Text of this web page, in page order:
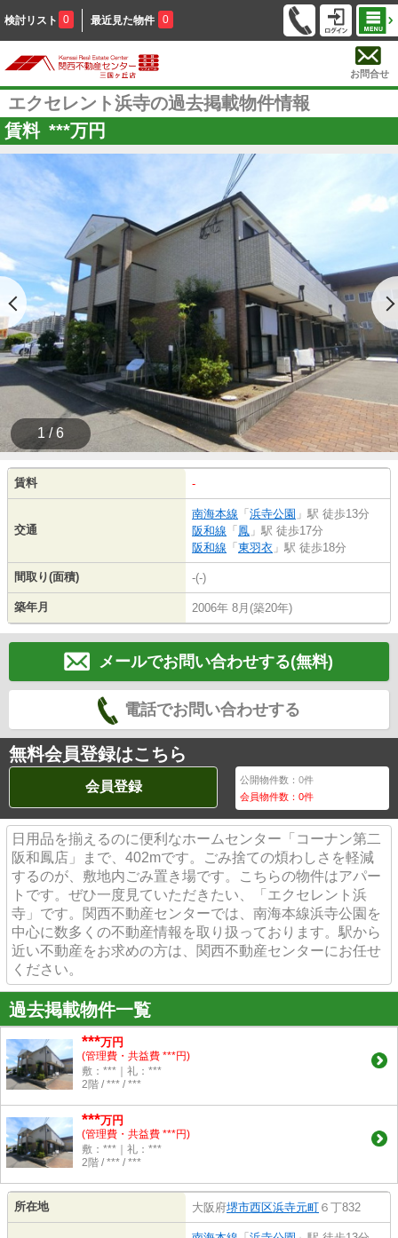
検討リスト 0 最近見た物件 0
お問合せ
エクセレント浜寺の過去掲載物件情報
賃料 ***万円
1 / 6
賃料 -
交通
南海本線 「 浜寺公園 」駅 徒歩13分
阪和線 「 鳳 」駅 徒歩17分
阪和線 「 東羽衣 」駅 徒歩18分
間取り(面積) -(-)
築年月 2006年 8月(築20年)
メールでお問い合わせする(無料)
電話でお問い合わせする
無料会員登録はこちら
会員登録 公開物件数：0件
会員物件数：0件
日用品を揃えるのに便利なホームセンター「コーナン第二
阪和鳳店」まで、402mです。ごみ捨ての煩わしさを軽減
するのが、敷地内ごみ置き場です。こちらの物件はアパー
トです。ぜひ一度見ていただきたい、「エクセレント浜
寺」です。関西不動産センターでは、南海本線浜寺公園を
中心に数多くの不動産情報を取り扱っております。駅から
近い不動産をお求めの方は、関西不動産センターにお任せ
ください。
過去掲載物件一覧
***万円
(管理費・共益費 ***円)
敷：***｜礼：***
2階 / *** / ***
***万円
(管理費・共益費 ***円)
敷：***｜礼：***
2階 / *** / ***
所在地 大阪府堺市西区浜寺元町 ６丁832